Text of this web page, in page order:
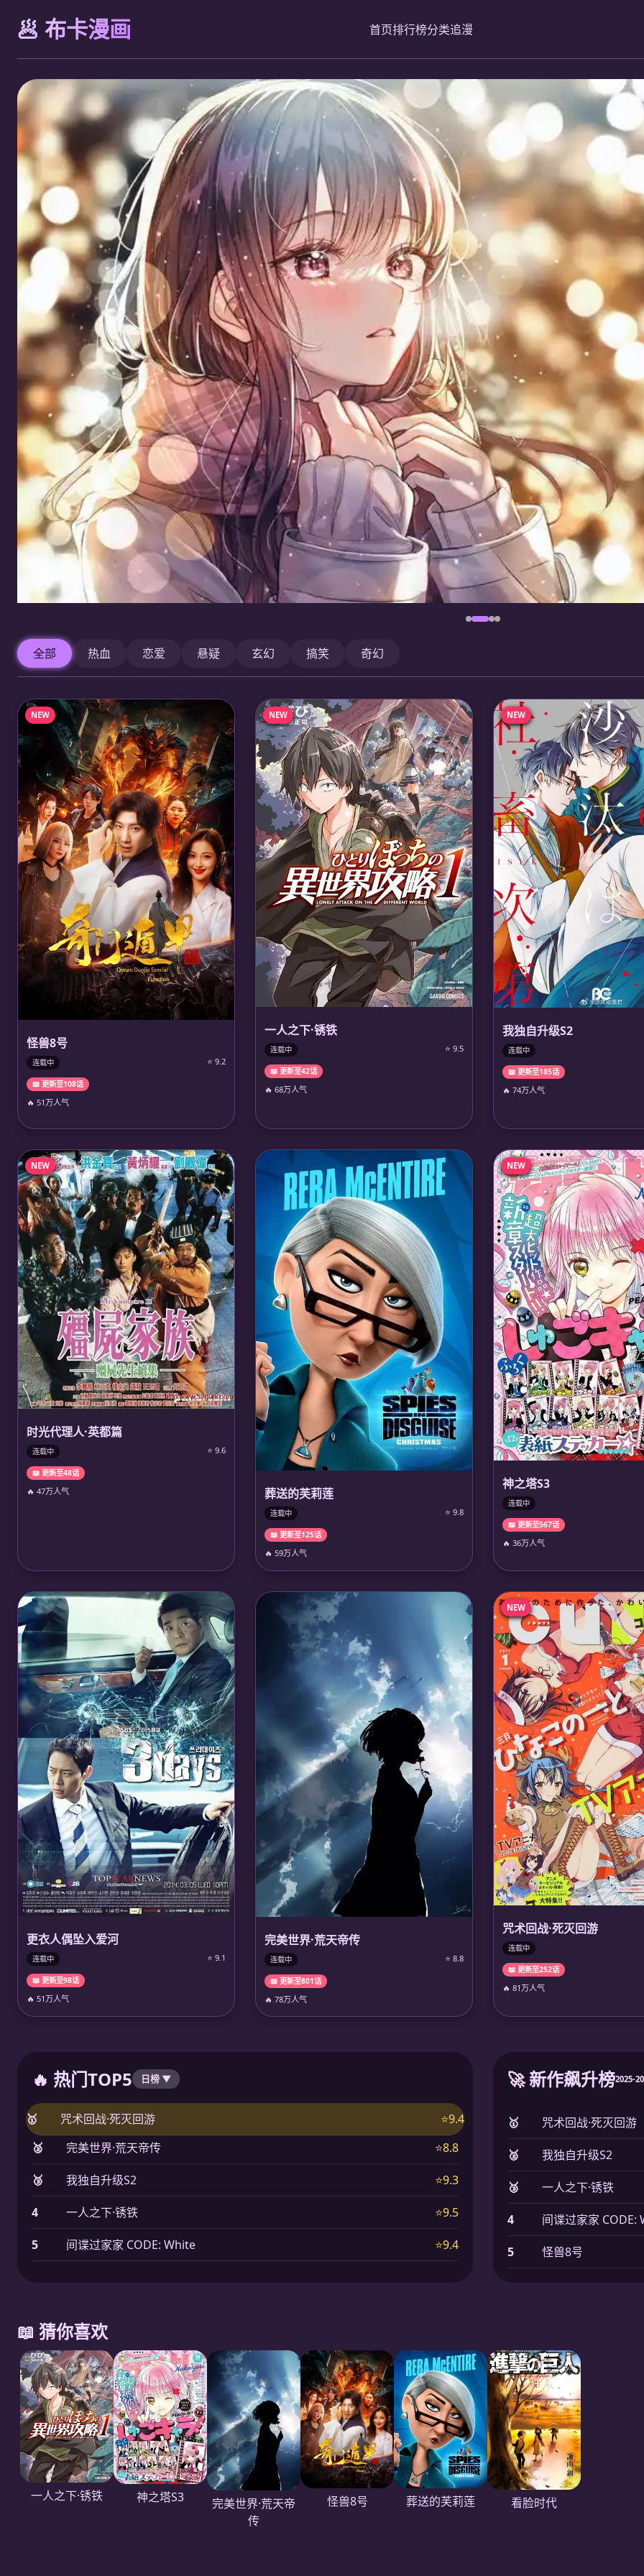
🥟 布卡漫画 首页排行榜分类追漫
全部 热血 恋爱 悬疑 玄幻 搞笑 奇幻
NEW
怪兽8号
连载中 ⭐ 9.2
📖 更新至108话
🔥 51万人气
NEW
一人之下·锈铁
连载中 ⭐ 9.5
📖 更新至42话
🔥 68万人气
NEW
我独自升级S2
连载中
📖 更新至185话
🔥 74万人气
NEW
时光代理人·英都篇
连载中 ⭐ 9.6
📖 更新至48话
🔥 47万人气 葬送的芙莉莲
连载中 ⭐ 9.8
📖 更新至125话
🔥 59万人气
NEW
神之塔S3
连载中
📖 更新至567话
🔥 36万人气
更衣人偶坠入爱河
连载中 ⭐ 9.1
📖 更新至98话
🔥 51万人气
完美世界·荒天帝传
连载中 ⭐ 8.8
📖 更新至801话
🔥 78万人气
NEW
咒术回战·死灭回游
连载中
📖 更新至252话
🔥 81万人气
🔥 热门TOP5 日榜 ▼
🥇 咒术回战·死灭回游
⭐9.4
🥈
完美世界·荒天帝传 ⭐8.8
🥉 我独自升级S2 ⭐9.3
4 一人之下·锈铁 ⭐9.5
5 间谍过家家 CODE: White ⭐9.4
🚀 新作飙升榜2025-
🥇 咒术回战·死灭回游
🥈 我独自升级S2
🥉 一人之下·锈铁
4 间谍过家家 CODE:
5 怪兽8号
📖 猜你喜欢
一人之下·锈铁 神之塔S3
完美世界·荒天帝
传
怪兽8号 葬送的芙莉莲 看脸时代